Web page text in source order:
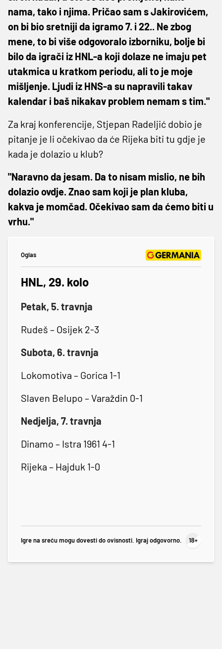
nama, tako i njima. Pričao sam s Jakirovićem,
on bi bio sretniji da igramo 7. i 22.. Ne zbog
mene, to bi više odgovoralo izborniku, bolje bi
bilo da igrači iz HNL-a koji dolaze ne imaju pet
utakmica u kratkom periodu, ali to je moje
mišljenje. Ljudi iz HNS-a su napravili takav
kalendar i baš nikakav problem nemam s tim."
Za kraj konferencije, Stjepan Radeljić dobio je
pitanje je li očekivao da će Rijeka biti tu gdje je
kada je dolazio u klub?
"Naravno da jesam. Da to nisam mislio, ne bih
dolazio ovdje. Znao sam koji je plan kluba,
kakva je momčad. Očekivao sam da ćemo biti u
vrhu."
Oglas
HNL, 29. kolo
Petak, 5. travnja
Rudeš – Osijek 2-3
Subota, 6. travnja
Lokomotiva – Gorica 1-1
Slaven Belupo – Varaždin 0-1
Nedjelja, 7. travnja
Dinamo – Istra 1961 4-1
Rijeka – Hajduk 1-0
Igre na sreću mogu dovesti do ovisnosti. Igraj odgovorno.